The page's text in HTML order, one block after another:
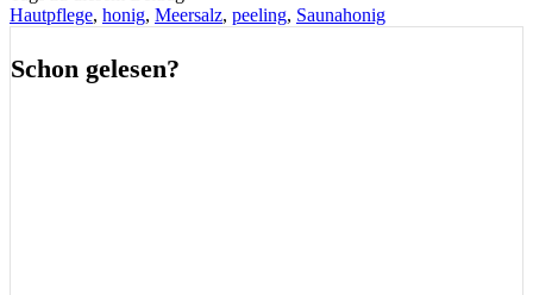
Hautpflege, honig, Meersalz, peeling, Saunahonig
Schon gelesen?